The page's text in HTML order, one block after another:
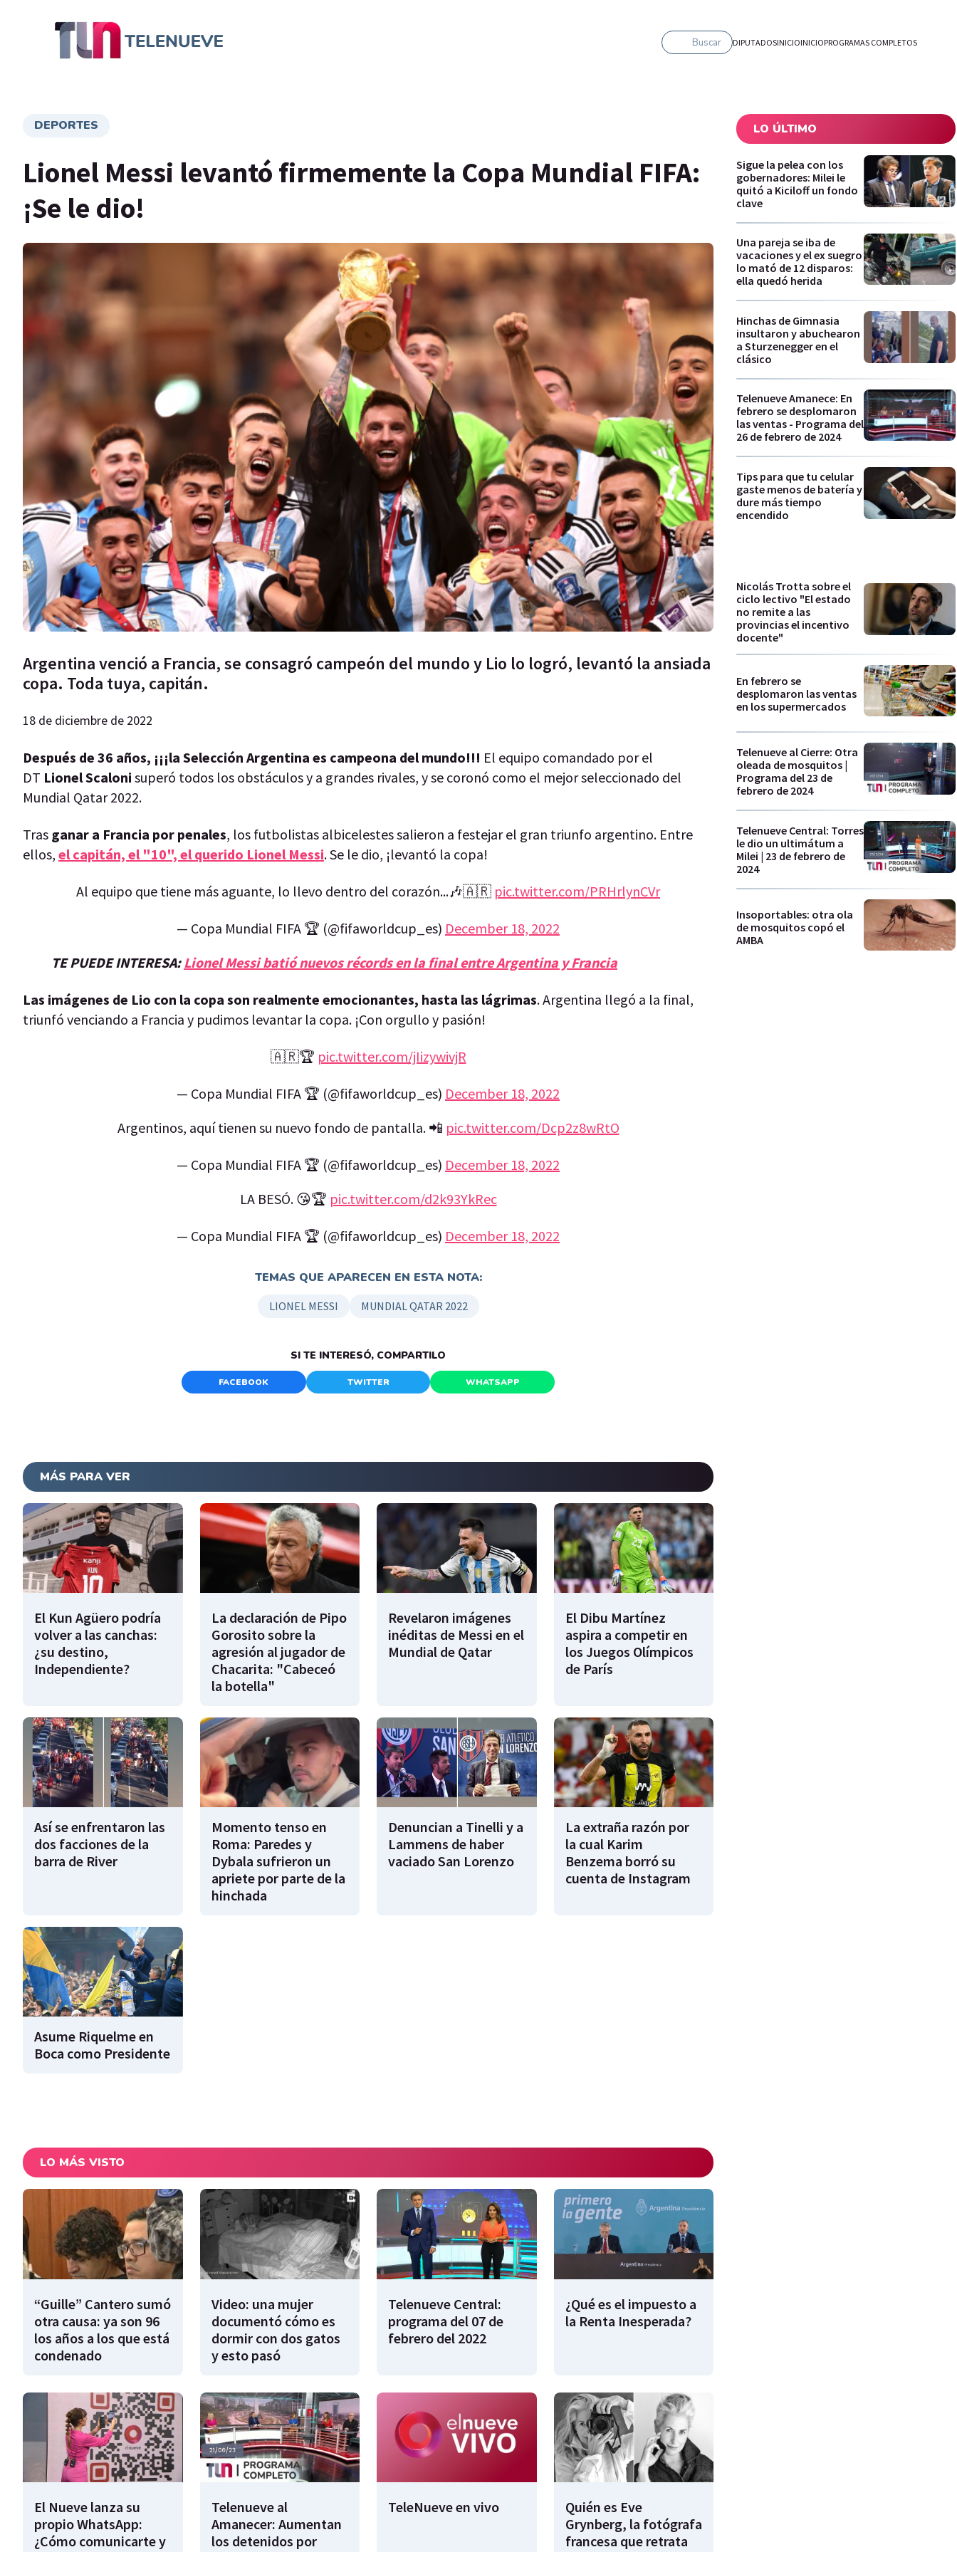
Buscar DIPUTADOSINICIOINICIOPROGRAMAS COMPLETOS
DEPORTES
Lionel Messi levantó firmemente la Copa Mundial FIFA:
¡Se le dio!
Argentina venció a Francia, se consagró campeón del mundo y Lio lo logró, levantó la ansiada
copa. Toda tuya, capitán.
18 de diciembre de 2022
Después de 36 años, ¡¡¡la Selección Argentina es campeona del mundo!!! El equipo comandado por el
DT Lionel Scaloni superó todos los obstáculos y a grandes rivales, y se coronó como el mejor seleccionado del
Mundial Qatar 2022.
Tras ganar a Francia por penales, los futbolistas albicelestes salieron a festejar el gran triunfo argentino. Entre
ellos, el capitán, el "10", el querido Lionel Messi. Se le dio, ¡levantó la copa!
Al equipo que tiene más aguante, lo llevo dentro del corazón...🎶🇦🇷 pic.twitter.com/PRHrlynCVr
— Copa Mundial FIFA 🏆 (@fifaworldcup_es) December 18, 2022
TE PUEDE INTERESA: Lionel Messi batió nuevos récords en la final entre Argentina y Francia
Las imágenes de Lio con la copa son realmente emocionantes, hasta las lágrimas. Argentina llegó a la final,
triunfó venciando a Francia y pudimos levantar la copa. ¡Con orgullo y pasión!
🇦🇷🏆 pic.twitter.com/jIizywivjR
— Copa Mundial FIFA 🏆 (@fifaworldcup_es) December 18, 2022
Argentinos, aquí tienen su nuevo fondo de pantalla. 📲 pic.twitter.com/Dcp2z8wRtO
— Copa Mundial FIFA 🏆 (@fifaworldcup_es) December 18, 2022
LA BESÓ. 😘🏆 pic.twitter.com/d2k93YkRec
— Copa Mundial FIFA 🏆 (@fifaworldcup_es) December 18, 2022
TEMAS QUE APARECEN EN ESTA NOTA:
LIONEL MESSI MUNDIAL QATAR 2022
SI TE INTERESÓ, COMPARTILO
FACEBOOK TWITTER WHATSAPP
MÁS PARA VER
El Kun Agüero podría
volver a las canchas:
¿su destino,
Independiente?
La declaración de Pipo
Gorosito sobre la
agresión al jugador de
Chacarita: "Cabeceó
la botella"
Revelaron imágenes
inéditas de Messi en el
Mundial de Qatar
El Dibu Martínez
aspira a competir en
los Juegos Olímpicos
de París
Así se enfrentaron las
dos facciones de la
barra de River
Momento tenso en
Roma: Paredes y
Dybala sufrieron un
apriete por parte de la
hinchada
Denuncian a Tinelli y a
Lammens de haber
vaciado San Lorenzo
La extraña razón por
la cual Karim
Benzema borró su
cuenta de Instagram
Asume Riquelme en
Boca como Presidente
LO MÁS VISTO
“Guille” Cantero sumó
otra causa: ya son 96
los años a los que está
condenado
Video: una mujer
documentó cómo es
dormir con dos gatos
y esto pasó
Telenueve Central:
programa del 07 de
febrero del 2022
¿Qué es el impuesto a
la Renta Inesperada?
El Nueve lanza su
propio WhatsApp:
¿Cómo comunicarte y
Telenueve al
Amanecer: Aumentan
los detenidos por
TeleNueve en vivo
Quién es Eve
Grynberg, la fotógrafa
francesa que retrata
LO ÚLTIMO
Sigue la pelea con los
gobernadores: Milei le
quitó a Kiciloff un fondo
clave
Una pareja se iba de
vacaciones y el ex suegro
lo mató de 12 disparos:
ella quedó herida
Hinchas de Gimnasia
insultaron y abuchearon
a Sturzenegger en el
clásico
Telenueve Amanece: En
febrero se desplomaron
las ventas - Programa del
26 de febrero de 2024
Tips para que tu celular
gaste menos de batería y
dure más tiempo
encendido
Nicolás Trotta sobre el
ciclo lectivo "El estado
no remite a las
provincias el incentivo
docente"
En febrero se
desplomaron las ventas
en los supermercados
Telenueve al Cierre: Otra
oleada de mosquitos |
Programa del 23 de
febrero de 2024
Telenueve Central: Torres
le dio un ultimátum a
Milei | 23 de febrero de
2024
Insoportables: otra ola
de mosquitos copó el
AMBA